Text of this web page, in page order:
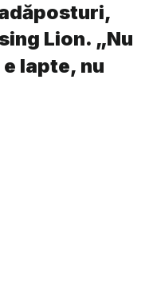
Lion. „Nu
lapte, nu